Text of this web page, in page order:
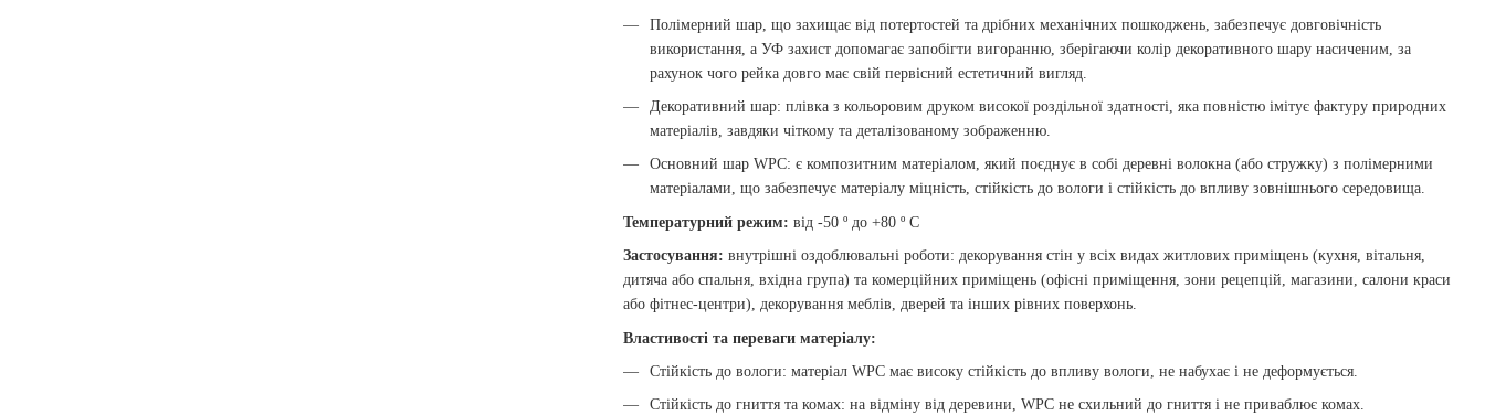
Полімерний шар, що захищає від потертостей та дрібних механічних пошкоджень, забезпечує довговічність
використання, а УФ захист допомагає запобігти вигоранню, зберігаючи колір декоративного шару насиченим, за
рахунок чого рейка довго має свій первісний естетичний вигляд.
Декоративний шар: плівка з кольоровим друком високої роздільної здатності, яка повністю імітує фактуру природних
матеріалів, завдяки чіткому та деталізованому зображенню.
Основний шар WPC: є композитним матеріалом, який поєднує в собі деревні волокна (або стружку) з полімерними
матеріалами, що забезпечує матеріалу міцність, стійкість до вологи і стійкість до впливу зовнішнього середовища.
Температурний режим: від -50 º до +80 º С
Застосування: внутрішні оздоблювальні роботи: декорування стін у всіх видах житлових приміщень (кухня, вітальня,
дитяча або спальня, вхідна група) та комерційних приміщень (офісні приміщення, зони рецепцій, магазини, салони краси
або фітнес-центри), декорування меблів, дверей та інших рівних поверхонь.
Властивості та переваги матеріалу:
Стійкість до вологи: матеріал WPC має високу стійкість до впливу вологи, не набухає і не деформується.
Стійкість до гниття та комах: на відміну від деревини, WPC не схильний до гниття і не приваблює комах.